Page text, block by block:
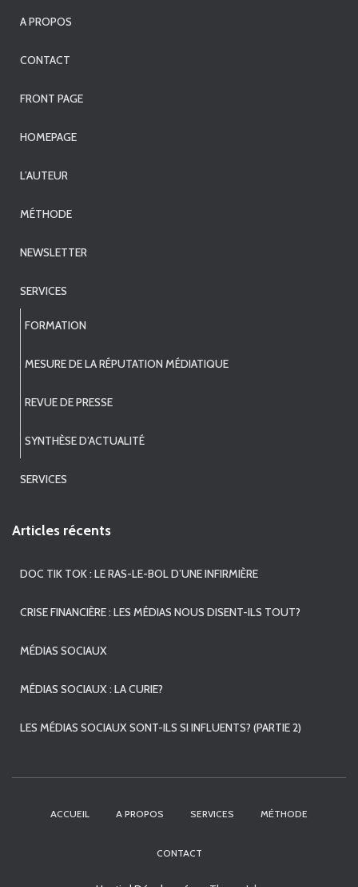
A PROPOS
CONTACT
FRONT PAGE
HOMEPAGE
L’AUTEUR
MÉTHODE
NEWSLETTER
SERVICES
FORMATION
MESURE DE LA RÉPUTATION MÉDIATIQUE
REVUE DE PRESSE
SYNTHÈSE D’ACTUALITÉ
SERVICES
Articles récents
DOC TIK TOK : LE RAS-LE-BOL D’UNE INFIRMIÈRE
CRISE FINANCIÈRE : LES MÉDIAS NOUS DISENT-ILS TOUT?
MÉDIAS SOCIAUX
MÉDIAS SOCIAUX : LA CURIE?
LES MÉDIAS SOCIAUX SONT-ILS SI INFLUENTS? (PARTIE 2)
ACCUEIL A PROPOS SERVICES MÉTHODE
CONTACT